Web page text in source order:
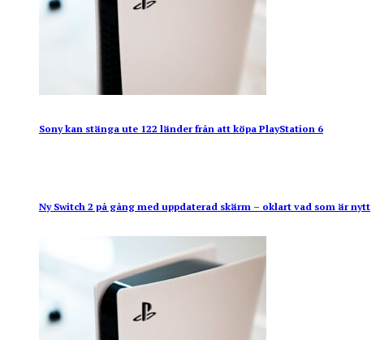
Sony kan stänga ute 122 länder från att köpa PlayStation 6
Ny Switch 2 på gång med uppdaterad skärm – oklart vad som är nytt